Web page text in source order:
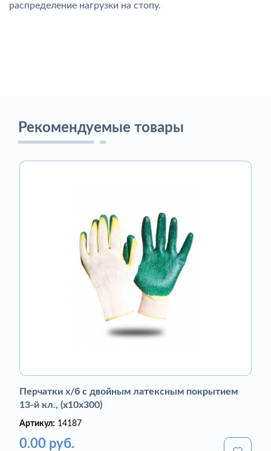
распределение нагрузки на стопу.
Рекомендуемые товары
Перчатки х/б с двойным латексным покрытием
13-й кл., (х10х300)
Артикул: 14187
0.00 руб.